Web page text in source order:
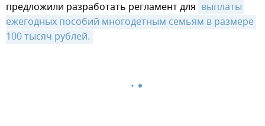
предложили разработать регламент для выплаты
ежегодных пособий многодетным семьям в размере
100 тысяч рублей.